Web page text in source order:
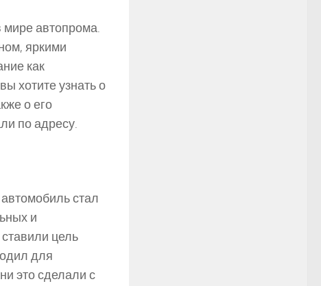
мире автопрома.
яркими
как
хотите узнать о
о его
по адресу.
стал
и
цель
для
это сделали с